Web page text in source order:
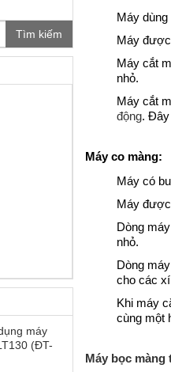
Máy
Máy
Máy cắt
nhỏ.
Máy cắt
động. Đây
Máy co màng:
Máy có
Máy
Dòng
nhỏ.
Dòng
cho các
Khi máy
cùng một
Máy bọc màng
Tìm kiếm
máy
(ĐT-